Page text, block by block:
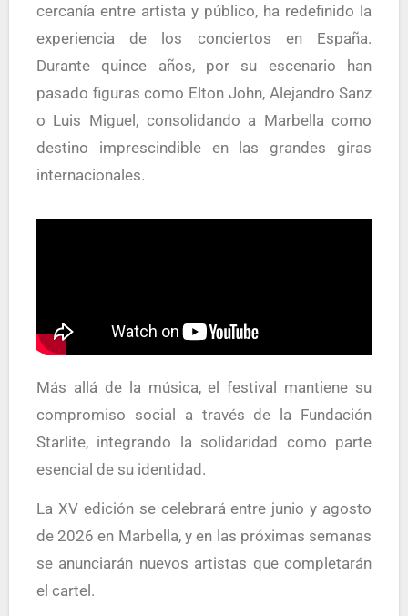
cercanía entre artista y público, ha redefinido la
experiencia de los conciertos en España.
Durante quince años, por su escenario han
pasado figuras como Elton John, Alejandro Sanz
o Luis Miguel, consolidando a Marbella como
destino imprescindible en las grandes giras
internacionales.
Más allá de la música, el festival mantiene su
compromiso social a través de la Fundación
Starlite, integrando la solidaridad como parte
esencial de su identidad.
La XV edición se celebrará entre junio y agosto
de 2026 en Marbella, y en las próximas semanas
se anunciarán nuevos artistas que completarán
el cartel.